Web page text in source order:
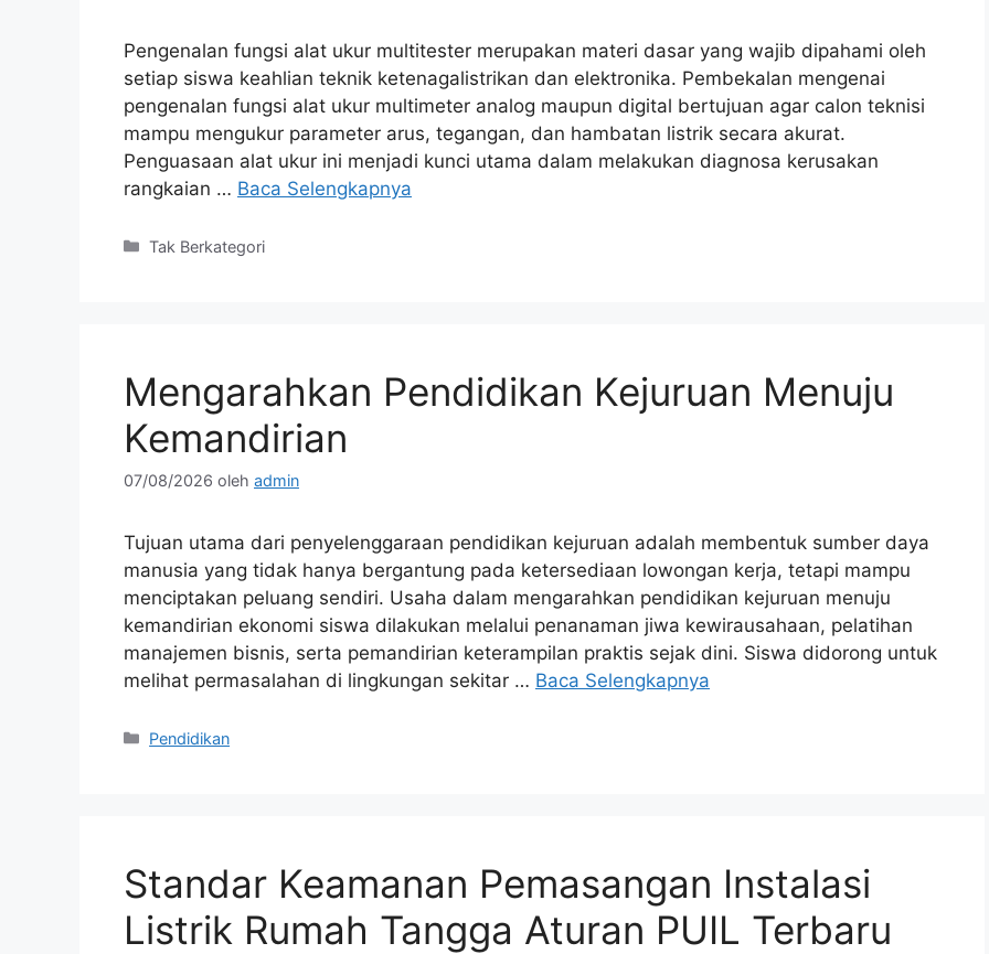
Pengenalan fungsi alat ukur multitester merupakan materi dasar yang wajib dipahami oleh
setiap siswa keahlian teknik ketenagalistrikan dan elektronika. Pembekalan mengenai
pengenalan fungsi alat ukur multimeter analog maupun digital bertujuan agar calon teknisi
mampu mengukur parameter arus, tegangan, dan hambatan listrik secara akurat.
Penguasaan alat ukur ini menjadi kunci utama dalam melakukan diagnosa kerusakan
rangkaian … Baca Selengkapnya
Kategori
Tak Berkategori
Mengarahkan Pendidikan Kejuruan Menuju
Kemandirian
07/08/2026 oleh admin
Tujuan utama dari penyelenggaraan pendidikan kejuruan adalah membentuk sumber daya
manusia yang tidak hanya bergantung pada ketersediaan lowongan kerja, tetapi mampu
menciptakan peluang sendiri. Usaha dalam mengarahkan pendidikan kejuruan menuju
kemandirian ekonomi siswa dilakukan melalui penanaman jiwa kewirausahaan, pelatihan
manajemen bisnis, serta pemandirian keterampilan praktis sejak dini. Siswa didorong untuk
melihat permasalahan di lingkungan sekitar … Baca Selengkapnya
Kategori
Pendidikan
Standar Keamanan Pemasangan Instalasi
Listrik Rumah Tangga Aturan PUIL Terbaru